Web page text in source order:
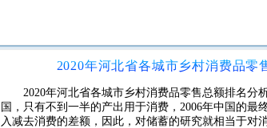
2020年河北省各城市乡村消费品零
2020年河北省各城市乡村消费品零售总额排名
国，只有不到一半的产出用于消费，2006年中国的
入减去消费的差额，因此，对储蓄的研究就相当于